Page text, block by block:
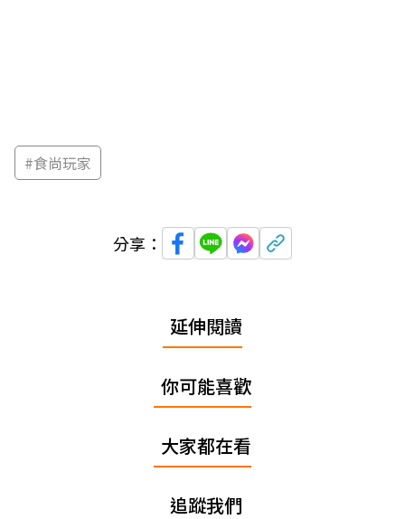
#食尚玩家
分享：
延伸閱讀
你可能喜歡
大家都在看
追蹤我們